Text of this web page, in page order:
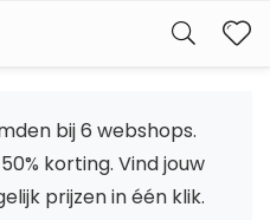
bij 6 webshops.
korting. Vind jouw
prijzen in één klik.